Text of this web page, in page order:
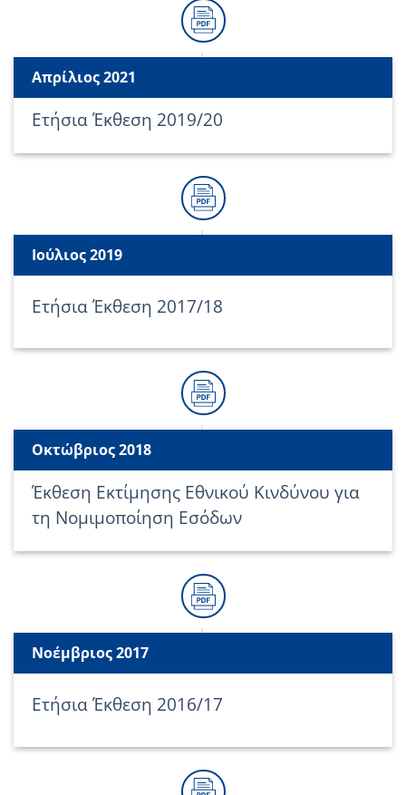
Απρίλιος 2021
Ετήσια Έκθεση 2019/20
Ιούλιος 2019
Ετήσια Έκθεση 2017/18
Οκτώβριος 2018
Έκθεση Εκτίμησης Εθνικού Κινδύνου για
τη Νομιμοποίηση Εσόδων
Νοέμβριος 2017
Ετήσια Έκθεση 2016/17